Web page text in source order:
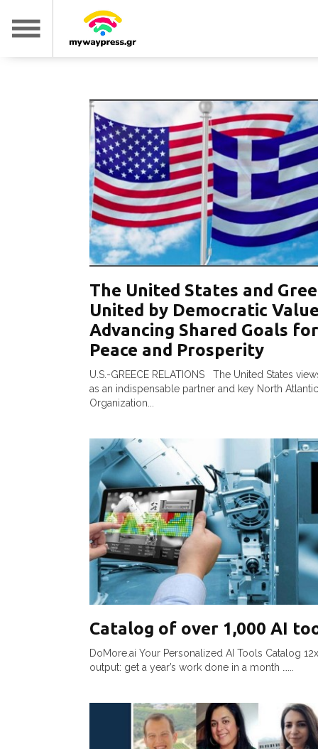
The United States and
United by Democratic
Advancing Shared Goals for
Peace and Prosperity
U.S.-GREECE RELATIONS The United States
as an indispensable partner and key North
Organization...
Catalog of over 1,000 AI
DoMore.ai Your Personalized AI Tools Catalog
output: get a year’s work done in a month …...